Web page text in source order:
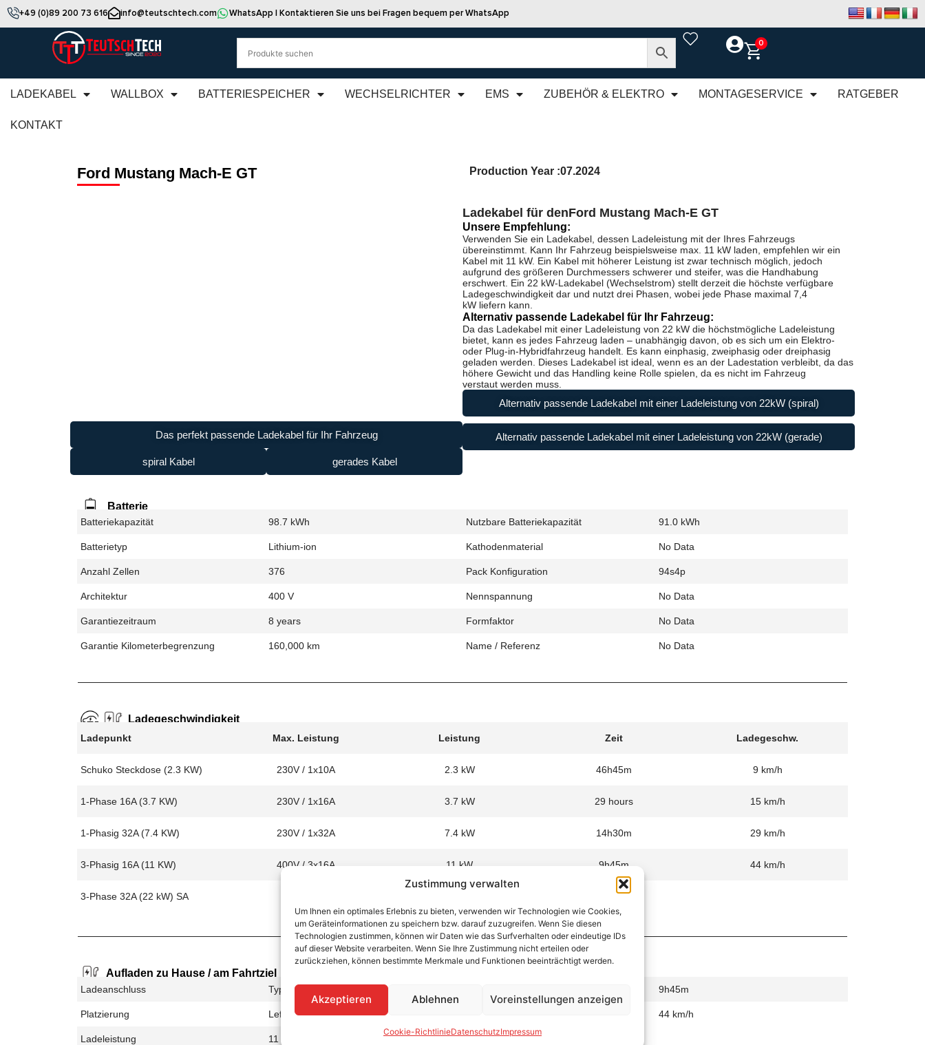
Zustimmung verwalten
Um Ihnen ein optimales Erlebnis zu bieten, verwenden wir Technologien wie Cookies,
um Geräteinformationen zu speichern bzw. darauf zuzugreifen. Wenn Sie diesen
Technologien zustimmen, können wir Daten wie das Surfverhalten oder eindeutige IDs
auf dieser Website verarbeiten. Wenn Sie Ihre Zustimmung nicht erteilen oder
zurückziehen, können bestimmte Merkmale und Funktionen beeinträchtigt werden.
Akzeptieren Ablehnen Voreinstellungen anzeigen
Cookie-RichtlinieDatenschutzImpressum
+49 (0)89 200 73 616 info@teutschtech.com WhatsApp | Kontaktieren Sie uns bei Fragen bequem per WhatsApp
0
LADEKABEL WALLBOX BATTERIESPEICHER WECHSELRICHTER EMS ZUBEHÖR & ELEKTRO MONTAGESERVICE RATGEBER
KONTAKT
Ford Mustang Mach-E GT Production Year :07.2024
Das perfekt passende Ladekabel für Ihr Fahrzeug
spiral Kabel gerades Kabel
Ladekabel für denFord Mustang Mach-E GT
Unsere Empfehlung:
Verwenden Sie ein Ladekabel, dessen Ladeleistung mit der Ihres Fahrzeugs
übereinstimmt. Kann Ihr Fahrzeug beispielsweise max. 11 kW laden, empfehlen wir ein
Kabel mit 11 kW. Ein Kabel mit höherer Leistung ist zwar technisch möglich, jedoch
aufgrund des größeren Durchmessers schwerer und steifer, was die Handhabung
erschwert. Ein 22 kW-Ladekabel (Wechselstrom) stellt derzeit die höchste verfügbare
Ladegeschwindigkeit dar und nutzt drei Phasen, wobei jede Phase maximal 7,4
kW liefern kann.
Alternativ passende Ladekabel für Ihr Fahrzeug:
Da das Ladekabel mit einer Ladeleistung von 22 kW die höchstmögliche Ladeleistung
bietet, kann es jedes Fahrzeug laden – unabhängig davon, ob es sich um ein Elektro-
oder Plug-in-Hybridfahrzeug handelt. Es kann einphasig, zweiphasig oder dreiphasig
geladen werden. Dieses Ladekabel ist ideal, wenn es an der Ladestation verbleibt, da das
höhere Gewicht und das Handling keine Rolle spielen, da es nicht im Fahrzeug
verstaut werden muss.
Alternativ passende Ladekabel mit einer Ladeleistung von 22kW (spiral)
Alternativ passende Ladekabel mit einer Ladeleistung von 22kW (gerade)
Batterie
Batteriekapazität 98.7 kWh
Batterietyp Lithium-ion
Anzahl Zellen 376
Architektur 400 V
Garantiezeitraum 8 years
Garantie Kilometerbegrenzung 160,000 km
Nutzbare Batteriekapazität 91.0 kWh
Kathodenmaterial No Data
Pack Konfiguration 94s4p
Nennspannung No Data
Formfaktor No Data
Name / Referenz No Data
Ladegeschwindigkeit
Ladepunkt Max. Leistung Leistung Zeit Ladegeschw.
Schuko Steckdose (2.3 KW) 230V / 1x10A 2.3 kW 46h45m 9 km/h
1-Phase 16A (3.7 KW) 230V / 1x16A 3.7 kW 29 hours 15 km/h
1-Phasig 32A (7.4 KW) 230V / 1x32A 7.4 kW 14h30m 29 km/h
3-Phasig 16A (11 KW) 400V / 3x16A 11 kW 9h45m 44 km/h
3-Phase 32A (22 kW) SA
Aufladen zu Hause / am Fahrtziel
Ladeanschluss Type 2
Platzierung Left Side – Front
Ladeleistung 11 kW AC
9h45m
44 km/h